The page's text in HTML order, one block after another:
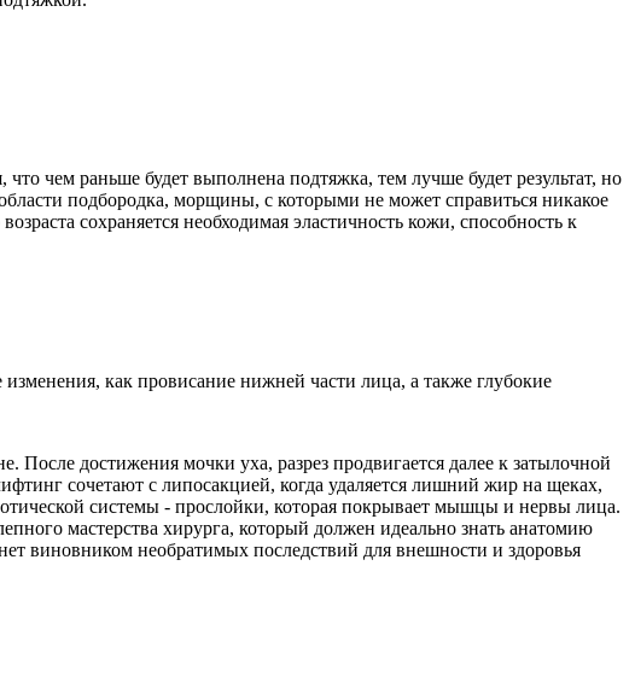
чем раньше будет выполнена подтяжка, тем лучше будет результат, но
подбородка, морщины, с которыми не может справиться никакое
сохраняется необходимая эластичность кожи, способность к
как провисание нижней части лица, а также глубокие
После достижения мочки уха, разрез продвигается далее к затылочной
сочетают с липосакцией, когда удаляется лишний жир на щеках,
системы - прослойки, которая покрывает мышцы и нервы лица.
мастерства хирурга, который должен идеально знать анатомию
виновником необратимых последствий для внешности и здоровья